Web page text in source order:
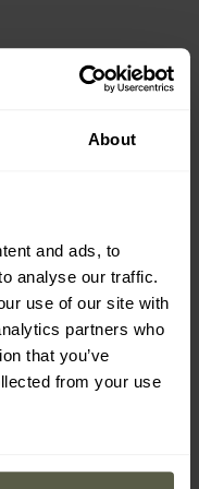
About
and ads, to
analyse our traffic.
use of our site with
partners who
that you’ve
from your use